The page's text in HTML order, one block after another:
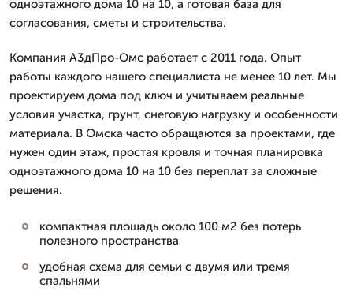
одноэтажного дома 10 на 10, а готовая база для
согласования, сметы и строительства.
Компания А3дПро-Омс работает с 2011 года. Опыт
работы каждого нашего специалиста не менее 10 лет. Мы
проектируем дома под ключ и учитываем реальные
условия участка, грунт, снеговую нагрузку и особенности
материала. В Омска часто обращаются за проектами, где
нужен один этаж, простая кровля и точная планировка
одноэтажного дома 10 на 10 без переплат за сложные
решения.
компактная площадь около 100 м2 без потерь
полезного пространства
удобная схема для семьи с двумя или тремя
спальнями